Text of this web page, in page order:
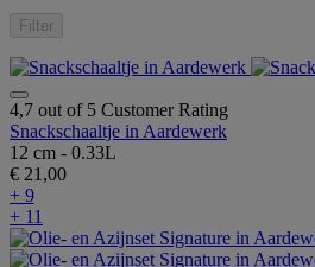
Filter
4,7 out of 5 Customer Rating
Snackschaaltje in Aardewerk
12 cm - 0.33L
€ 21,00
+ 9
+ 11